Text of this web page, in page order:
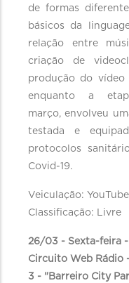
de formas
básicos da
relação entre
criação de
produção do vídeo
enquanto a
março, envolveu
testada e
protocolos
Covid-19.
Veiculação: YouTube
Classificação: Livre
26/03 - Sexta-feira
Circuito Web Rádio
3 - "Barreiro City